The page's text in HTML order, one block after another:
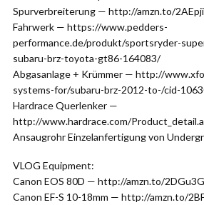
Spurverbreiterung — http://amzn.to/
Fahrwerk — https://www.pedders-
performance.de/produkt/sportsryder-
subaru-brz-toyota-gt86-164083/
Abgasanlage + Krümmer — http://
systems-for/subaru-brz-2012-to-/cid-
Hardrace Querlenker —
http://www.hardrace.com/
Ansaugrohr Einzelanfertigung von
VLOG Equipment:
Canon EOS 80D — http://amzn.to/
Canon EF-S 10-18mm — http://amzn.to/